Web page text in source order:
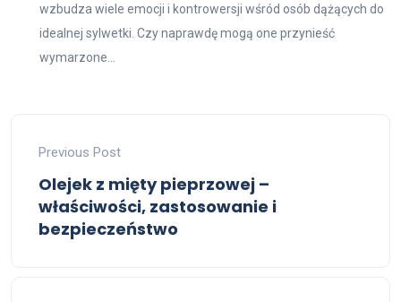
wzbudza wiele emocji i kontrowersji wśród osób dążących do
idealnej sylwetki. Czy naprawdę mogą one przynieść
wymarzone...
Previous Post
Olejek z mięty pieprzowej –
właściwości, zastosowanie i
bezpieczeństwo